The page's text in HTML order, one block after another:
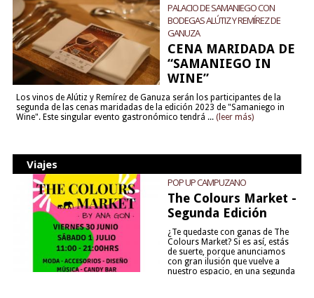
PALACIO DE SAMANIEGO CON
BODEGAS ALÚTIZ Y REMÍREZ DE
GANUZA
CENA MARIDADA DE
“SAMANIEGO IN
WINE”
Los vinos de Alútiz y Remírez de Ganuza serán los participantes de la
segunda de las cenas maridadas de la edición 2023 de "Samaniego in
Wine". Este singular evento gastronómico tendrá ... (leer más)
Viajes
POP UP CAMPUZANO
The Colours Market -
Segunda Edición
¿Te quedaste con ganas de The
Colours Market? Si es así, estás
de suerte, porque anunciamos
con gran ilusión que vuelve a
nuestro espacio, en una segunda